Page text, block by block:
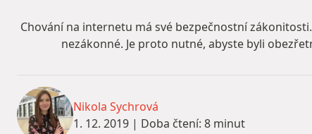
Chování na internetu má své bezpečnostní
nezákonné. Je proto nutné, abyste byli
Nikola Sychrová
1. 12. 2019 | Doba čtení: 8 minut